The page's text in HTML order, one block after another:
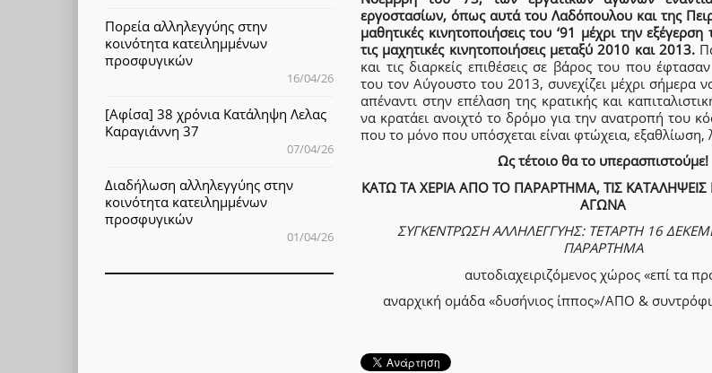
εργοστασίων, όπως αυτά του Λαδόπουλου και της
μαθητικές κινητοποιήσεις του ‘91 μέχρι την
τις μαχητικές κινητοποιήσεις μεταξύ 2010 και 2013.
και τις διαρκείς επιθέσεις σε βάρος του που
του τον Αύγουστο του 2013, συνεχίζει μέχρι σήμερα
απέναντι στην επέλαση της κρατικής και
να κρατάει ανοιχτό το δρόμο για την ανατροπή του
που το μόνο που υπόσχεται είναι φτώχεια, εξαθλίωση,
Ως τέτοιο θα το υπερασπιστούμε!
ΚΑΤΩ ΤΑ ΧΕΡΙΑ ΑΠΟ ΤΟ ΠΑΡΑΡΤΗΜΑ, ΤΙΣ
ΑΓΩΝΑ
ΣΥΓΚΕΝΤΡΩΣΗ ΑΛΛΗΛΕΓΓΥΗΣ: ΤΕΤΑΡΤΗ 16
ΠΑΡΑΡΤΗΜΑ
αυτοδιαχειριζόμενος χώρος «επί τα
αναρχική ομάδα «δυσήνιος ίππος»/ΑΠΟ &
Πορεία αλληλεγγύης στην
κοινότητα κατειλημμένων
προσφυγικών
16/04/26
[Αφίσα] 38 χρόνια Κατάληψη Λελας
Καραγιάννη 37
07/04/26
Διαδήλωση αλληλεγγύης στην
κοινότητα κατειλημμένων
προσφυγικών
01/04/26